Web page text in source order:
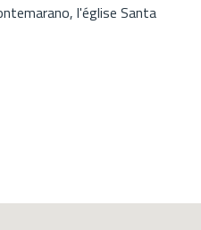
l'église Santa